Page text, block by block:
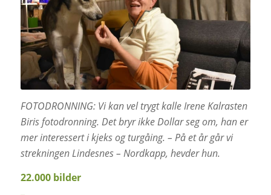
FOTODRONNING: Vi kan vel trygt kalle Irene Kalrasten
Biris fotodronning. Det bryr ikke Dollar seg om, han er
mer interessert i kjeks og turgåing. – På et år går vi
strekningen Lindesnes – Nordkapp, hevder hun.
22.000 bilder